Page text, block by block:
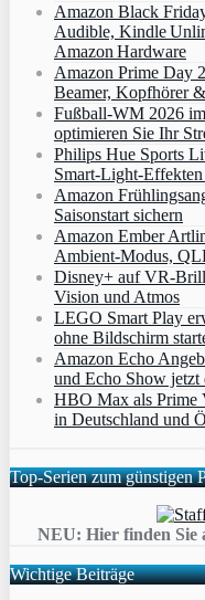
Amazon Black
Audible, Kindle
Amazon Hardware
Amazon Prime Day
Beamer, Kopfhörer
Fußball-WM 2026
optimieren Sie Ihr
Philips Hue Sports
Amazon
Saisonstart sichern
Amazon Ember
Ambient‑Modus,
Disney+ auf VR-
Vision und Atmos
LEGO Smart Play
ohne Bildschirm
Amazon Echo
und Echo Show jetzt
HBO Max als Prime
in Deutschland und
Top-Serien zum günstigen
NEU: Hier finden Sie
Wichtige Beiträge